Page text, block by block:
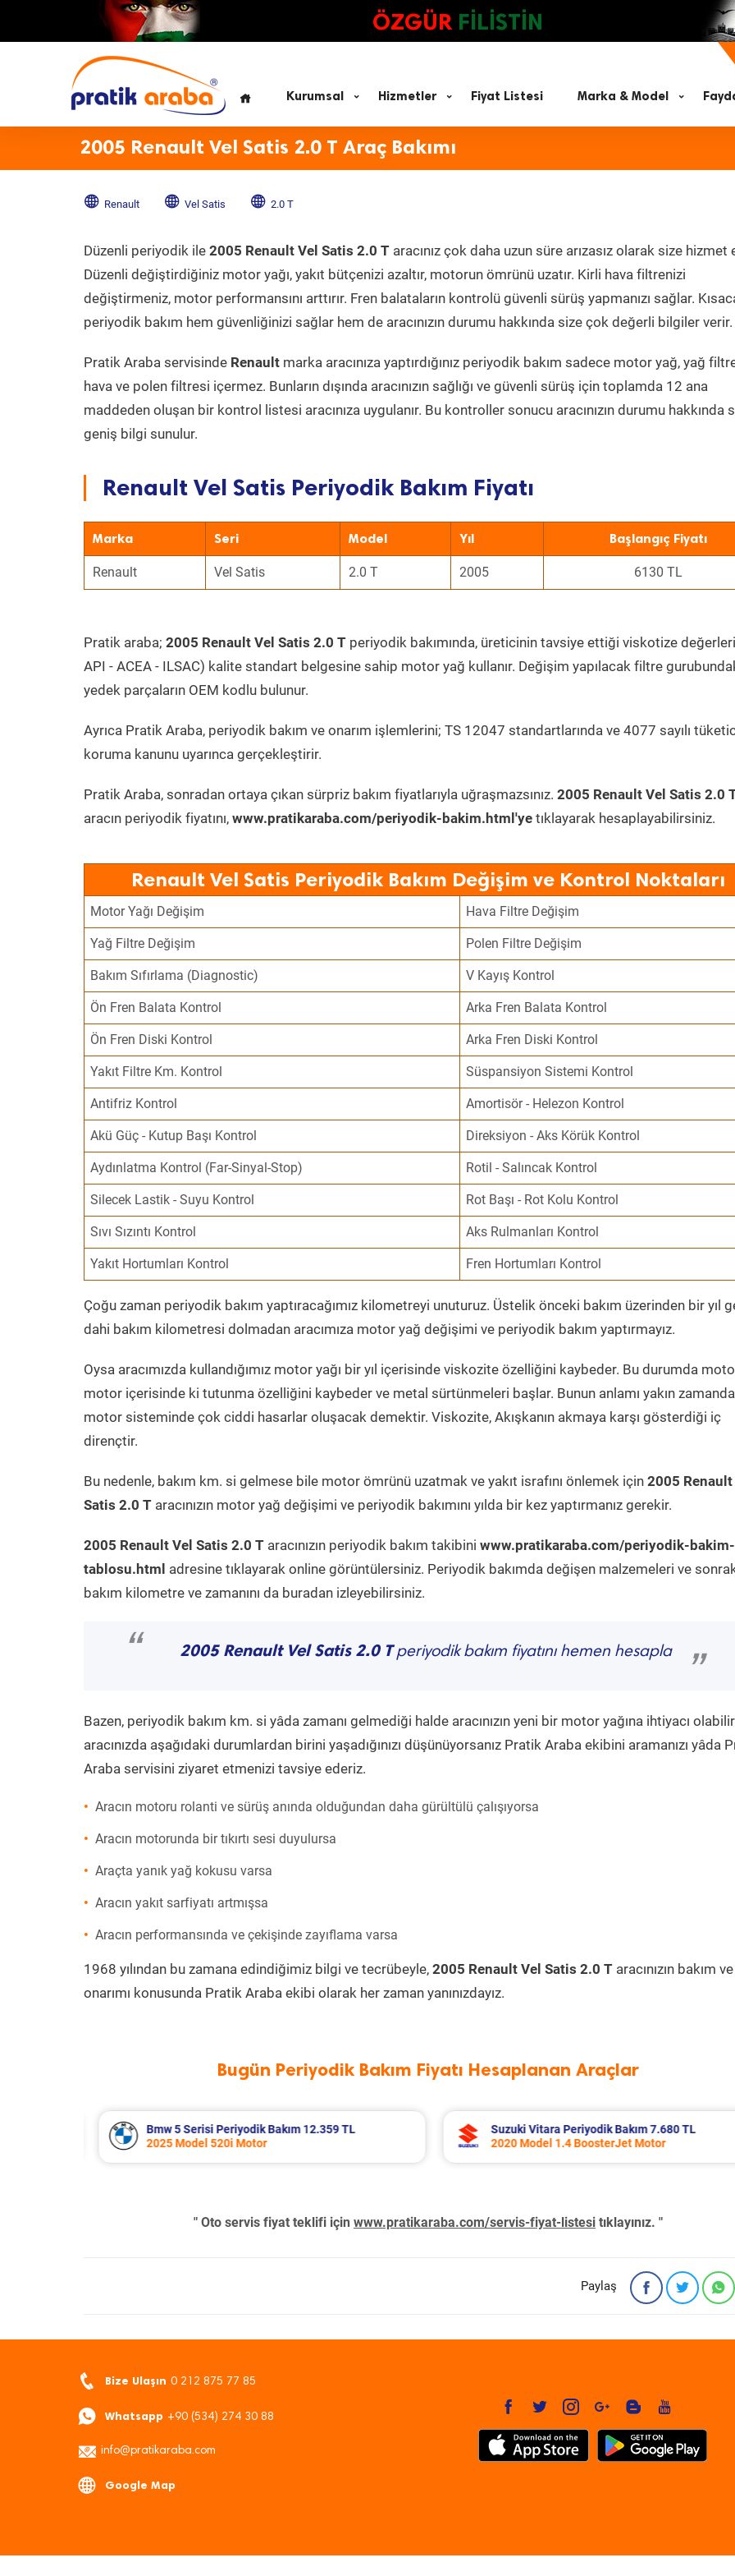
ÖZGÜR FİLİSTİN
Kurumsal Hizmetler Fiyat Listesi Marka & Model
2005 Renault Vel Satis 2.0 T Araç Bakımı
Renault Vel Satis 2.0 T
Düzenli periyodik ile 2005 Renault Vel Satis 2.0 T aracınız çok daha uzun süre arızasız olarak size hizmet
Düzenli değiştirdiğiniz motor yağı, yakıt bütçenizi azaltır, motorun ömrünü uzatır. Kirli hava filtrenizi
değiştirmeniz, motor performansını arttırır. Fren balataların kontrolü güvenli sürüş yapmanızı sağlar.
periyodik bakım hem güvenliğinizi sağlar hem de aracınızın durumu hakkında size çok değerli bilgiler verir.
Pratik Araba servisinde Renault marka aracınıza yaptırdığınız periyodik bakım sadece motor yağ, yağ
hava ve polen filtresi içermez. Bunların dışında aracınızın sağlığı ve güvenli sürüş için toplamda 12 ana
maddeden oluşan bir kontrol listesi aracınıza uygulanır. Bu kontroller sonucu aracınızın durumu hakkında
geniş bilgi sunulur.
Renault Vel Satis Periyodik Bakım Fiyatı
Marka Seri Model Yıl Başlangıç Fiyatı
Renault Vel Satis 2.0 T 2005 6130 TL
Pratik araba; 2005 Renault Vel Satis 2.0 T periyodik bakımında, üreticinin tavsiye ettiği viskotize
API - ACEA - ILSAC) kalite standart belgesine sahip motor yağ kullanır. Değişim yapılacak filtre
yedek parçaların OEM kodlu bulunur.
Ayrıca Pratik Araba, periyodik bakım ve onarım işlemlerini; TS 12047 standartlarında ve 4077 sayılı
koruma kanunu uyarınca gerçekleştirir.
Pratik Araba, sonradan ortaya çıkan sürpriz bakım fiyatlarıyla uğraşmazsınız. 2005 Renault Vel Satis 2.0
aracın periyodik fiyatını, www.pratikaraba.com/periyodik-bakim.html'ye tıklayarak hesaplayabilirsiniz.
Renault Vel Satis Periyodik Bakım Değişim ve Kontrol Noktaları
Motor Yağı Değişim Hava Filtre Değişim
Yağ Filtre Değişim Polen Filtre Değişim
Bakım Sıfırlama (Diagnostic) V Kayış Kontrol
Ön Fren Balata Kontrol Arka Fren Balata Kontrol
Ön Fren Diski Kontrol Arka Fren Diski Kontrol
Yakıt Filtre Km. Kontrol Süspansiyon Sistemi Kontrol
Antifriz Kontrol Amortisör - Helezon Kontrol
Akü Güç - Kutup Başı Kontrol Direksiyon - Aks Körük Kontrol
Aydınlatma Kontrol (Far-Sinyal-Stop) Rotil - Salıncak Kontrol
Silecek Lastik - Suyu Kontrol Rot Başı - Rot Kolu Kontrol
Sıvı Sızıntı Kontrol Aks Rulmanları Kontrol
Yakıt Hortumları Kontrol Fren Hortumları Kontrol
Çoğu zaman periyodik bakım yaptıracağımız kilometreyi unuturuz. Üstelik önceki bakım üzerinden bir yıl
dahi bakım kilometresi dolmadan aracımıza motor yağ değişimi ve periyodik bakım yaptırmayız.
Oysa aracımızda kullandığımız motor yağı bir yıl içerisinde viskozite özelliğini kaybeder. Bu durumda
motor içerisinde ki tutunma özelliğini kaybeder ve metal sürtünmeleri başlar. Bunun anlamı yakın zamanda
motor sisteminde çok ciddi hasarlar oluşacak demektir. Viskozite, Akışkanın akmaya karşı gösterdiği iç
dirençtir.
Bu nedenle, bakım km. si gelmese bile motor ömrünü uzatmak ve yakıt israfını önlemek için 2005 Renault
Satis 2.0 T aracınızın motor yağ değişimi ve periyodik bakımını yılda bir kez yaptırmanız gerekir.
2005 Renault Vel Satis 2.0 T aracınızın periyodik bakım takibini www.pratikaraba.com/periyodik-bakim-
tablosu.html adresine tıklayarak online görüntülersiniz. Periyodik bakımda değişen malzemeleri ve
bakım kilometre ve zamanını da buradan izleyebilirsiniz.
“ 2005 Renault Vel Satis 2.0 Tperiyodik bakım fiyatını hemen hesapla
”
Bazen, periyodik bakım km. si yâda zamanı gelmediği halde aracınızın yeni bir motor yağına ihtiyacı
aracınızda aşağıdaki durumlardan birini yaşadığınızı düşünüyorsanız Pratik Araba ekibini aramanızı yâda
Araba servisini ziyaret etmenizi tavsiye ederiz.
Aracın motoru rolanti ve sürüş anında olduğundan daha gürültülü çalışıyorsa
Aracın motorunda bir tıkırtı sesi duyulursa
Araçta yanık yağ kokusu varsa
Aracın yakıt sarfiyatı artmışsa
Aracın performansında ve çekişinde zayıflama varsa
1968 yılından bu zamana edindiğimiz bilgi ve tecrübeyle, 2005 Renault Vel Satis 2.0 T aracınızın bakım ve
onarımı konusunda Pratik Araba ekibi olarak her zaman yanınızdayız.
Bugün Periyodik Bakım Fiyatı Hesaplanan Araçlar
Suzuki Vitara Periyodik Bakım 7.680 TL
2020 Model 1.4 BoosterJet Motor
Toyota Corolla Periyodik Bakım 10.994
2022 Model 1.8 Hybrid Motor
" Oto servis fiyat teklifi için www.pratikaraba.com/servis-fiyat-listesi tıklayınız. "
Paylaş
Bize Ulaşın 0 212 875 77 85
Whatsapp +90 (534) 274 30 88
info@pratikaraba.com
Google Map